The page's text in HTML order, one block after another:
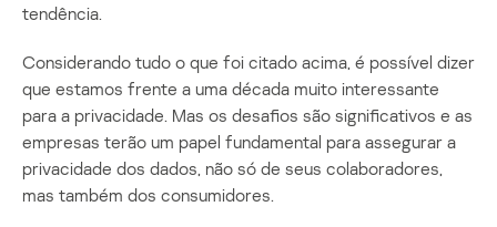
tendência.
Considerando tudo o que foi citado acima, é possível dizer
que estamos frente a uma década muito interessante
para a privacidade. Mas os desafios são significativos e as
empresas terão um papel fundamental para assegurar a
privacidade dos dados, não só de seus colaboradores,
mas também dos consumidores.